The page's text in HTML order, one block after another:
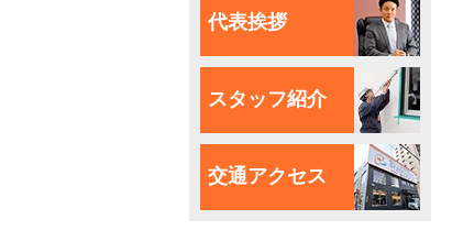
代表挨拶
スタッフ紹介
交通アクセス